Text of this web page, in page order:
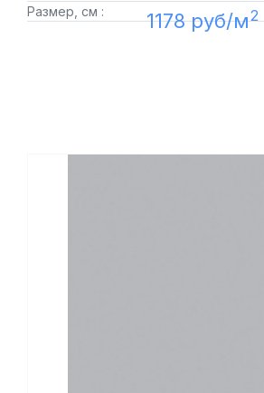
Размер, см :
1178 руб/м2